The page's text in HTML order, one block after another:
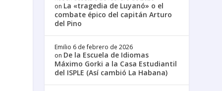
on La «tragedia de Luyanó» o el
combate épico del capitán Arturo
del Pino
Emilio 6 de febrero de 2026
on De la Escuela de Idiomas
Máximo Gorki a la Casa Estudiantil
del ISPLE (Así cambió La Habana)